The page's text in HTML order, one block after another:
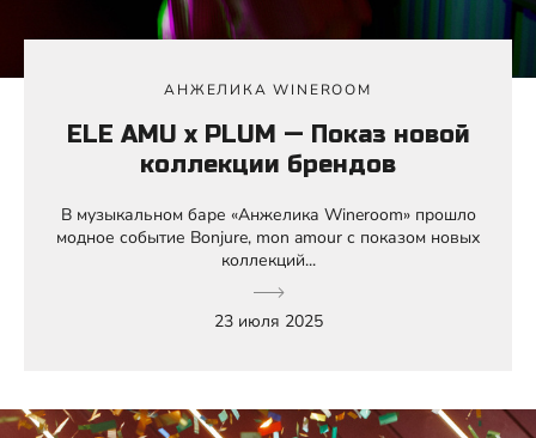
АНЖЕЛИКА WINEROOM
ELE AMU x PLUM — Показ новой
коллекции брендов
В музыкальном баре «Анжелика Wineroom» прошло
модное событие Bonjure, mon amour с показом новых
коллекций...
23 июля 2025